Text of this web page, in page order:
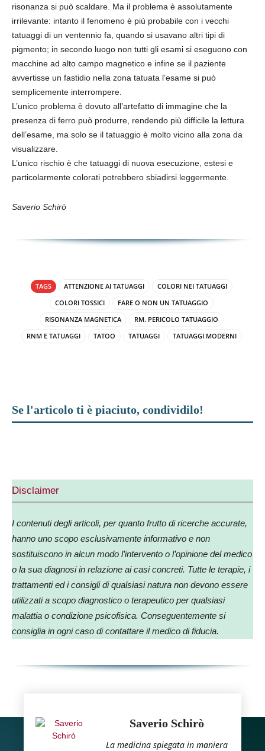
risonanza si può scaldare. Ma il problema è assolutamente
irrilevante: intanto il fenomeno è più probabile con i vecchi
tatuaggi di un ventennio fa, quando si usavano altri tipi di
pigmento; in secondo luogo non tutti gli esami si eseguono con
macchine ad alto campo magnetico e infine se il paziente
avvertisse un fastidio nella zona tatuata l’esame si può
semplicemente interrompere.
L’unico problema è dovuto all’artefatto di immagine che la
presenza di ferro può produrre, rendendo più difficile la lettura
dell’esame, ma solo se il tatuaggio è molto vicino alla zona da
visualizzare.
L’unico rischio è che tatuaggi di nuova esecuzione, estesi e
particolarmente colorati potrebbero sbiadirsi leggermente.
Saverio Schirò
TAGS ATTENZIONE AI TATUAGGI
COLORI NEI TATUAGGI
COLORI TOSSICI
FARE O NON UN TATUAGGIO
RISONANZA MAGNETICA
RM. PERICOLO TATUAGGIO
RNM E TATUAGGI
TATOO TATUAGGI TATUAGGI MODERNI
Se l'articolo ti è piaciuto, condividilo!
Disclaimer
I contenuti degli articoli, per quanto frutto di ricerche accurate,
hanno uno scopo esclusivamente informativo e non
sostituiscono in alcun modo l’intervento o l’opinione del medico
o la sua diagnosi in relazione ai casi concreti. Tutte le terapie, i
trattamenti ed i consigli di qualsiasi natura non devono essere
utilizzati a scopo diagnostico o terapeutico per qualsiasi
malattia o condizione psicofisica. Conseguentemente si
consiglia in ogni caso di contattare il medico di fiducia.
Saverio Schirò
La medicina spiegata in maniera